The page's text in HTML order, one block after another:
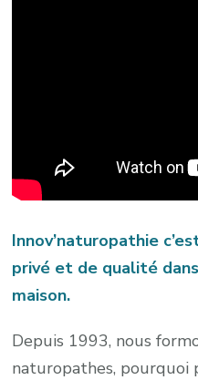
Innov’naturopathie
privé et de qualité
maison.
Depuis 1993, nous
naturopathes, pourquoi